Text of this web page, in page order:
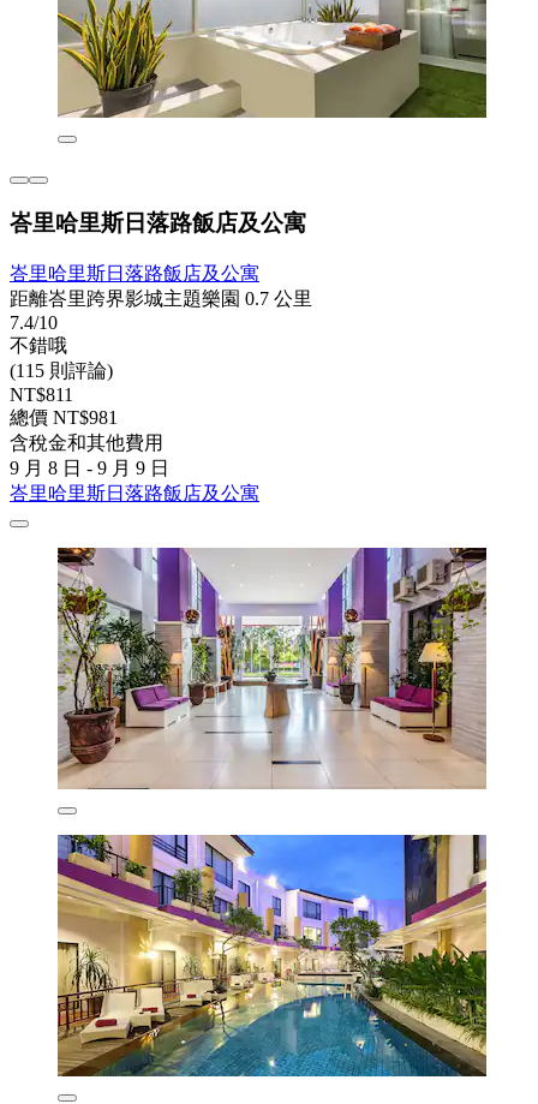
峇里哈里斯日落路飯店及公寓
峇里哈里斯日落路飯店及公寓
距離峇里跨界影城主題樂園 0.7 公里
7.4/10
不錯哦
(115 則評論)
NT$811
總價 NT$981
含稅金和其他費用
9 月 8 日 - 9 月 9 日
峇里哈里斯日落路飯店及公寓